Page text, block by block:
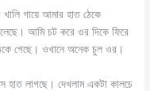
গায়ে আমার হাত ঠেকে
আমি চট করে ওর দিকে ফিরে
গেছে। ওখানে অনেক চুল ওর।
হাত লাগছে। দেখলাম একটা কালচে